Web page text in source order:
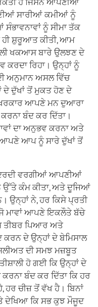
ਹੈ ਜਿਸਨੇ ਆਪਣੀਆਂ
ਸਾਰੀਆਂ ਕਮੀਆਂ ਨੂੰ
ਨੂੰ ਸੀਮਾ ਤੱਕ
ਹੀ ਸ਼ੁਰੂਆਤ ਕੀਤੀ, ਆਮ
ਖਕਆਸ ਬਾਰੇ ਉਲਝਣ ਦੇ
ਰਿਹਾ। ਉਨ੍ਹਾਂ ਨੂੰ
ਅਨੁਮਾਨ ਅਸਲ ਵਿੱਚ
ਦੇ ਦੁੱਖਾਂ ਤੋਂ ਮੁਕਤ ਹੋਣ ਦੇ
ਆਪਣੇ ਮਨ ਦੁਆਰਾ
ਬੰਦ ਕਰ ਦਿੱਤਾ।
ਦਾ ਅਨੁਭਵ ਕਰਨਾ ਅਤੇ
ਆਪਣੇ ਆਪ ਨੂੰ ਸਾਰੇ ਦੁੱਖਾਂ ਤੋਂ
ਵਰਗੀਆਂ ਆਪਣੀਆਂ
ਉੱਤੇ ਕੰਮ ਕੀਤਾ, ਅਤੇ ਦੂਜਿਆਂ
ਉਨ੍ਹਾਂ ਨੇ, ਹਰ ਕਿਸੇ ਪ੍ਰਤੀ
ਜੋ ਮਾਵਾਂ ਆਪਣੇ ਇਕਲੌਤੇ ਬੱਚੇ
ਪਿਆਰ ਅਤੇ
ਦੇ ਉਨ੍ਹਾਂ ਦੇ ਬੇਮਿਸਾਲ
ਦੀ ਸਮਝ ਮਜ਼ਬੂਤ
ਹੋ ਗਈ ਕਿ ਉਨ੍ਹਾਂ ਦੇ
ਬੰਦ ਕਰ ਦਿੱਤਾ ਕਿ ਹਰ
ਚੀਜ਼ ਤੋਂ ਵੱਖ ਹੈ। ਬਿਨਾਂ
ਦੇਖਿਆ ਕਿ ਸਭ ਕੁਝ ਮੌਜੂਦ